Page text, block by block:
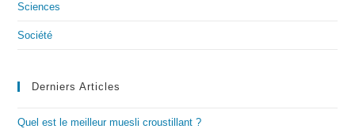
Sciences
Société
Derniers Articles
Quel est le meilleur muesli croustillant ?